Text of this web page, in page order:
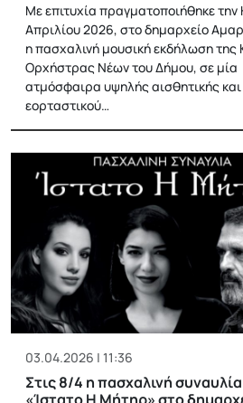
Με επιτυχία πραγματοποιήθηκε την
Απριλίου 2026, στο δημαρχείο
η πασχαλινή μουσική εκδήλωση της
Ορχήστρας Νέων του Δήμου, σε μία
ατμόσφαιρα υψηλής αισθητικής και
εορταστικού…
03.04.2026 | 11:36
Στις 8/4 η πασχαλινή συναυλία
«Ίστατο Η Μήτηρ» στο